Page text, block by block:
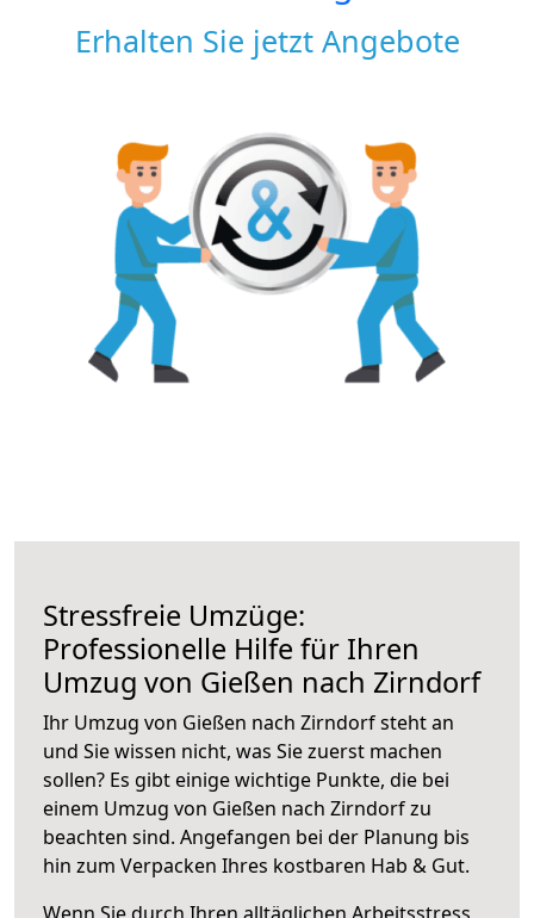
Erhalten Sie jetzt Angebote
Stressfreie Umzüge:
Professionelle Hilfe für Ihren
Umzug von Gießen nach Zirndorf
Ihr Umzug von Gießen nach Zirndorf steht an
und Sie wissen nicht, was Sie zuerst machen
sollen? Es gibt einige wichtige Punkte, die bei
einem Umzug von Gießen nach Zirndorf zu
beachten sind. Angefangen bei der Planung bis
hin zum Verpacken Ihres kostbaren Hab & Gut.